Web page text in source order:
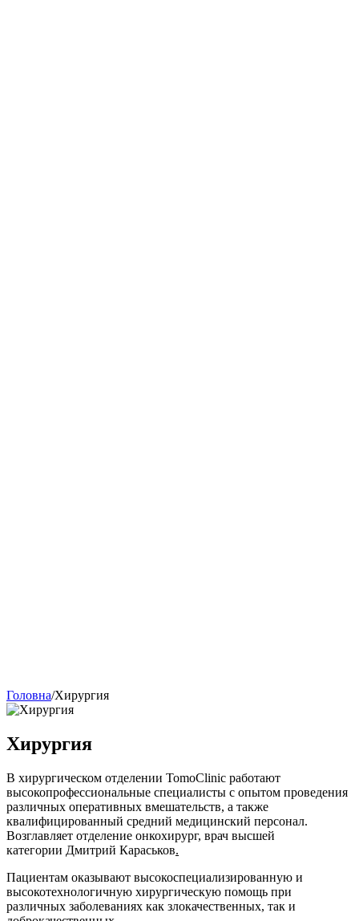
Головна/Хирургия
Хирургия
В хирургическом отделении TomoClinic работают
высокопрофессиональные специалисты с опытом проведения
различных оперативных вмешательств, а также
квалифицированный средний медицинский персонал.
Возглавляет отделение онкохирург, врач высшей
категории Дмитрий Караськов.
Пациентам оказывают высокоспециализированную и
высокотехнологичную хирургическую помощь при
различных заболеваниях как злокачественных, так и